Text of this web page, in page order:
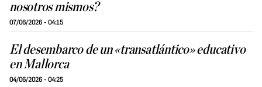
nosotros mismos?
07/06/2026 - 04:15
El desembarco de un «transatlántico» educativo
en Mallorca
04/06/2026 - 04:25